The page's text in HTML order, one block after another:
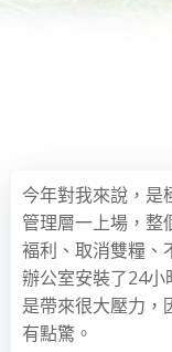
今年對我來說，是
管理層一上場，整
褔利、取消雙糧、
辦公室安裝了24小
是帶來很大壓力，
有點驚。